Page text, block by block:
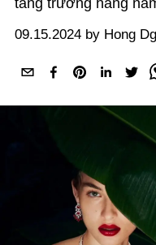
tăng trưởng hàng
09.15.2024 by Hong Dg